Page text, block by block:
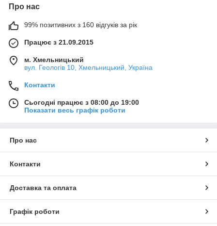
Про нас
99% позитивних з 160 відгуків за рік
Працює з 21.09.2015
м. Хмельницький
вул. Геологів 10, Хмельницький, Україна
Контакти
Сьогодні працює з 08:00 до 19:00
Показати весь графік роботи
Про нас
Контакти
Доставка та оплата
Графік роботи